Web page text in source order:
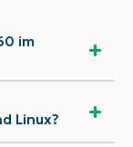
im
Linux?